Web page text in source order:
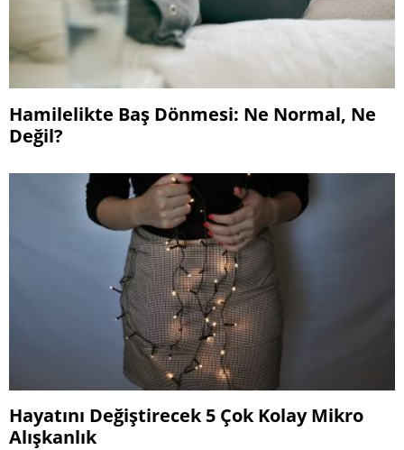
Hamilelikte Baş Dönmesi: Ne Normal, Ne
Değil?
Hayatını Değiştirecek 5 Çok Kolay Mikro
Alışkanlık